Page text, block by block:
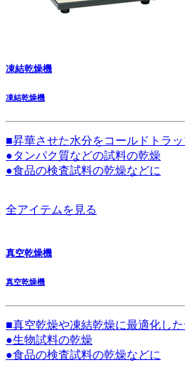
凍結乾燥機
凍結乾燥機
■昇華させた水分をコールドトラ
●タンパク質などの試料の乾燥
●食品の検査試料の乾燥などに
全アイテムを見る
真空乾燥機
真空乾燥機
■真空乾燥や凍結乾燥に最適化し
●生物試料の乾燥
●食品の検査試料の乾燥などに